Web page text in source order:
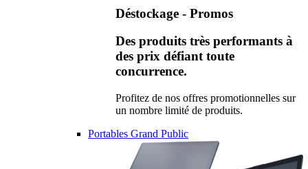
Déstockage - Promos
Des produits très performants à
des prix défiant toute
concurrence.
Profitez de nos offres promotionnelles sur
un nombre limité de produits.
Portables Grand Public